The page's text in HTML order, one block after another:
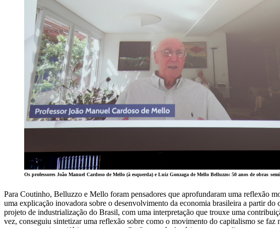
Os professores João Manuel Cardoso de Mello (à esquerda) e Luiz Gonzaga de Mello Belluzzo: 50 anos de obras
Para Coutinho, Belluzzo e Mello foram pensadores que aprofundaram uma reflexão
uma explicação inovadora sobre o desenvolvimento da economia brasileira a partir
projeto de industrialização do Brasil, com uma interpretação que trouxe uma
vez, conseguiu sintetizar uma reflexão sobre como o movimento do capitalismo se